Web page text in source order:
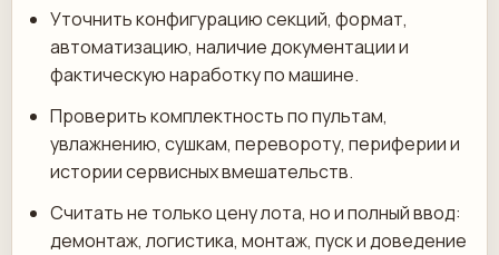
Уточнить конфигурацию секций, формат,
автоматизацию, наличие документации и
фактическую наработку по машине.
Проверить комплектность по пультам,
увлажнению, сушкам, перевороту, периферии и
истории сервисных вмешательств.
Считать не только цену лота, но и полный ввод:
демонтаж, логистика, монтаж, пуск и доведение